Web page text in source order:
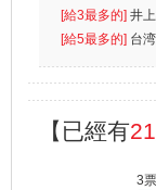
[給3最多的] 井
[給5最多的] 台
【已經有21
3票